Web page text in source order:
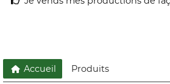
Accueil Produits